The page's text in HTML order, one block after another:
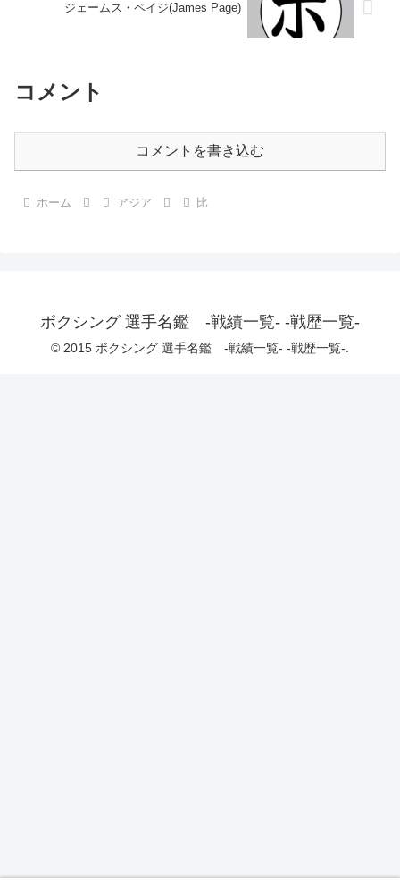
ジェームス・ペイジ(James Page)
コメント
コメントを書き込む
ホーム アジア 比
ボクシング 選手名鑑 -戦績一覧- -戦歴一覧-
© 2015 ボクシング 選手名鑑 -戦績一覧- -戦歴一覧-.